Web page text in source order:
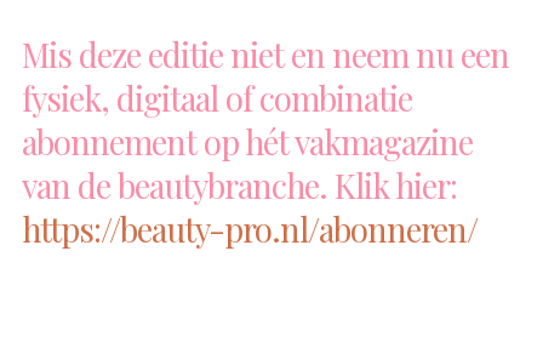
Mis deze editie niet en neem nu een
fysiek, digitaal of combinatie
abonnement op hét vakmagazine
van de beautybranche. Klik hier:
https://beauty-pro.nl/abonneren/